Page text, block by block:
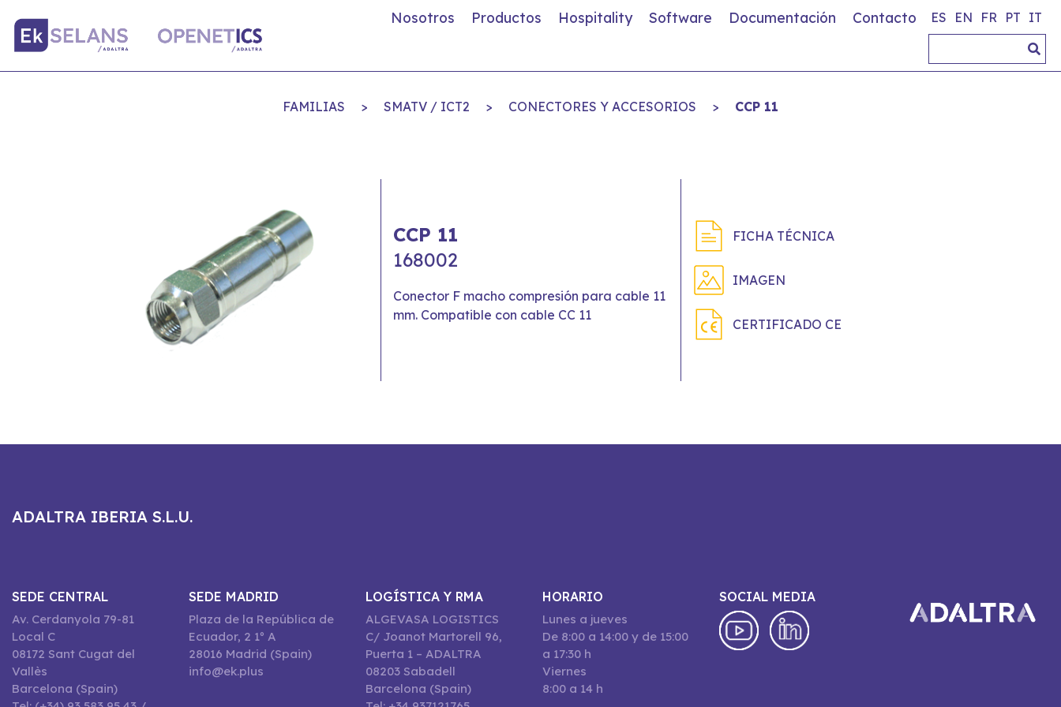
Nosotros Productos Hospitality Software Documentación Contacto ES EN FR PT IT
FAMILIAS > SMATV / ICT2 > CONECTORES Y ACCESORIOS > CCP 11
CCP 11
168002
Conector F macho compresión para cable 11
mm. Compatible con cable CC 11
FICHA TÉCNICA
IMAGEN
CERTIFICADO CE
ADALTRA IBERIA S.L.U.
SEDE CENTRAL
Av. Cerdanyola 79-81
Local C
08172 Sant Cugat del
Vallès
Barcelona (Spain)
SEDE MADRID
Plaza de la República de
Ecuador, 2 1º A
28016 Madrid (Spain)
info@ek.plus
LOGÍSTICA Y RMA
ALGEVASA LOGISTICS
C/ Joanot Martorell 96,
Puerta 1 – ADALTRA
08203 Sabadell
Barcelona (Spain)
HORARIO
Lunes a jueves
De 8:00 a 14:00 y de 15:00
a 17:30 h
Viernes
8:00 a 14 h
SOCIAL MEDIA